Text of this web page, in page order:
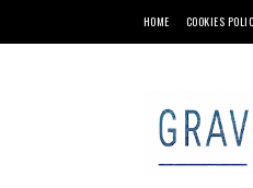
HOME COOKIES